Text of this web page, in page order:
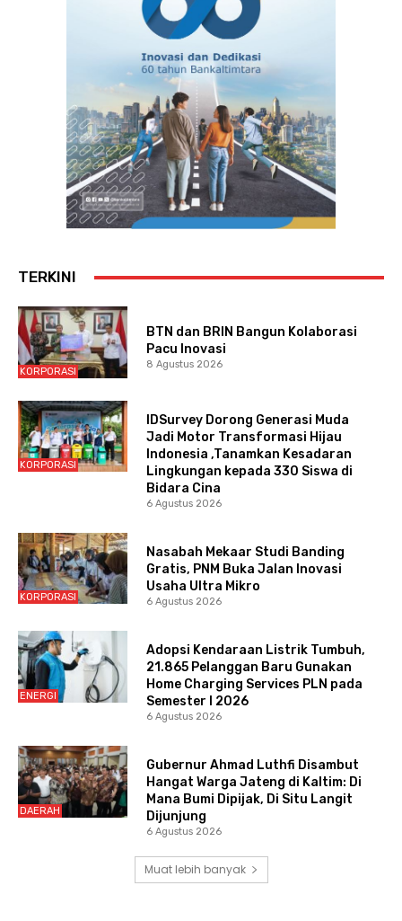
TERKINI
KORPORASI
BTN dan BRIN Bangun Kolaborasi
Pacu Inovasi
8 Agustus 2026
KORPORASI
IDSurvey Dorong Generasi Muda
Jadi Motor Transformasi Hijau
Indonesia ,Tanamkan Kesadaran
Lingkungan kepada 330 Siswa di
Bidara Cina
6 Agustus 2026
KORPORASI
Nasabah Mekaar Studi Banding
Gratis, PNM Buka Jalan Inovasi
Usaha Ultra Mikro
6 Agustus 2026
ENERGI
Adopsi Kendaraan Listrik Tumbuh,
21.865 Pelanggan Baru Gunakan
Home Charging Services PLN pada
Semester I 2026
6 Agustus 2026
DAERAH
Gubernur Ahmad Luthfi Disambut
Hangat Warga Jateng di Kaltim: Di
Mana Bumi Dipijak, Di Situ Langit
Dijunjung
6 Agustus 2026
Muat lebih banyak